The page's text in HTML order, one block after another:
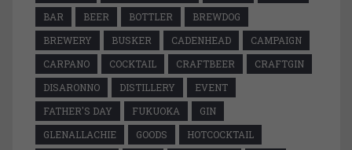
BAR
BEER BOTTLER
BREWDOG
BREWERY
BUSKER CADENHEAD
CAMPAIGN
CARPANO
COCKTAIL CRAFTBEER
CRAFTGIN
DISARONNO
DISTILLERY
EVENT
FATHER'S DAY
FUKUOKA
GIN
GLENALLACHIE
GOODS
HOTCOCKTAIL